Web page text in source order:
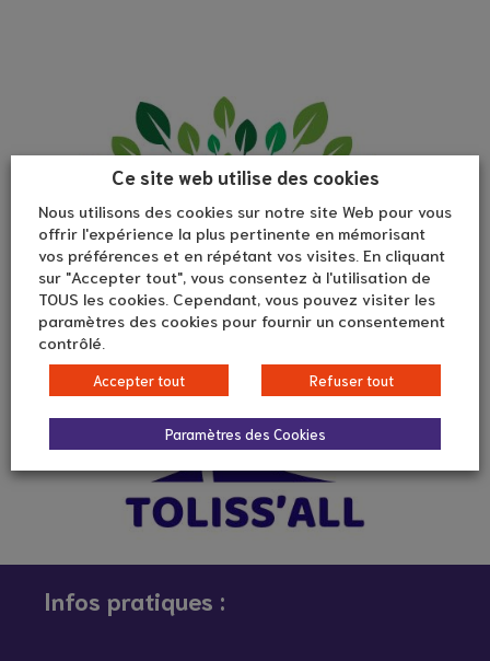
Infos pratiques :
Ce site web utilise des cookies
Nous utilisons des cookies sur notre site Web pour vous
offrir l'expérience la plus pertinente en mémorisant
vos préférences et en répétant vos visites. En cliquant
sur "Accepter tout", vous consentez à l'utilisation de
TOUS les cookies. Cependant, vous pouvez visiter les
paramètres des cookies pour fournir un consentement
contrôlé.
Accepter tout Refuser tout
Paramètres des Cookies